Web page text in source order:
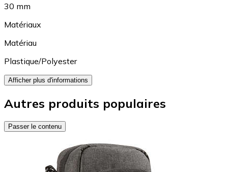
30 mm
Matériaux
Matériau
Plastique/Polyester
Afficher plus d'informations
Autres produits populaires
Passer le contenu